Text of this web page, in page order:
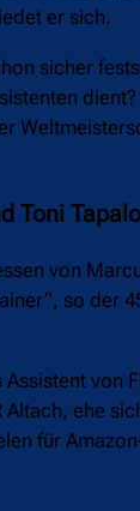
er sich.
sicher
Toni
von
so der
ehe
für